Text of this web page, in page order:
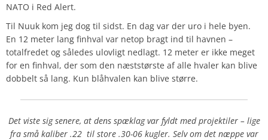
NATO i Red Alert.
Til Nuuk kom jeg dog til sidst. En dag var der uro i hele byen.
En 12 meter lang finhval var netop bragt ind til havnen –
totalfredet og således ulovligt nedlagt. 12 meter er ikke meget
for en finhval, der som den næststørste af alle hvaler kan blive
dobbelt så lang. Kun blåhvalen kan blive større.
Det viste sig senere, at dens spæklag var fyldt med projektiler – lige
fra små kaliber .22 til store .30-06 kugler. Selv om det næppe var